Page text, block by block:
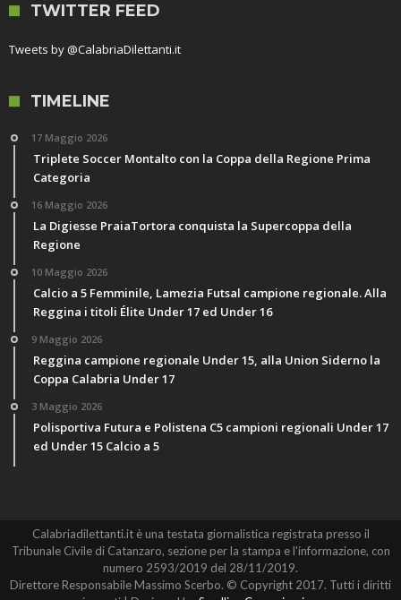
TWITTER FEED
Tweets by @CalabriaDilettanti.it
TIMELINE
17 Maggio 2026
Triplete Soccer Montalto con la Coppa della Regione Prima
Categoria
16 Maggio 2026
La Digiesse PraiaTortora conquista la Supercoppa della
Regione
10 Maggio 2026
Calcio a 5 Femminile, Lamezia Futsal campione regionale. Alla
Reggina i titoli Élite Under 17 ed Under 16
9 Maggio 2026
Reggina campione regionale Under 15, alla Union Siderno la
Coppa Calabria Under 17
3 Maggio 2026
Polisportiva Futura e Polistena C5 campioni regionali Under 17
ed Under 15 Calcio a 5
Calabriadilettanti.it è una testata giornalistica registrata presso il
Tribunale Civile di Catanzaro, sezione per la stampa e l'informazione, con
numero 2593/2019 del 28/11/2019.
Direttore Responsabile Massimo Scerbo. © Copyright 2017. Tutti i diritti